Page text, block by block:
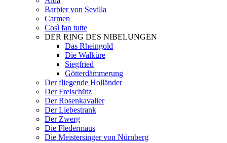
Barbier von Sevilla
Carmen
Così fan tutte
DER RING DES NIBELUNGEN
Das Rheingold
Die Walküre
Siegfried
Götterdämmerung
Der fliegende Holländer
Der Freischütz
Der Rosenkavalier
Der Liebestrank
Der Zwerg
Die Fledermaus
Die Meistersinger von Nürnberg